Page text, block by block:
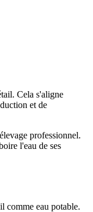
Cela s'aligne
et de
professionnel.
l'eau de ses
comme eau potable.